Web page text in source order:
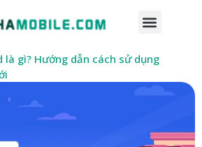
là gì? Hướng dẫn cách sử dụng